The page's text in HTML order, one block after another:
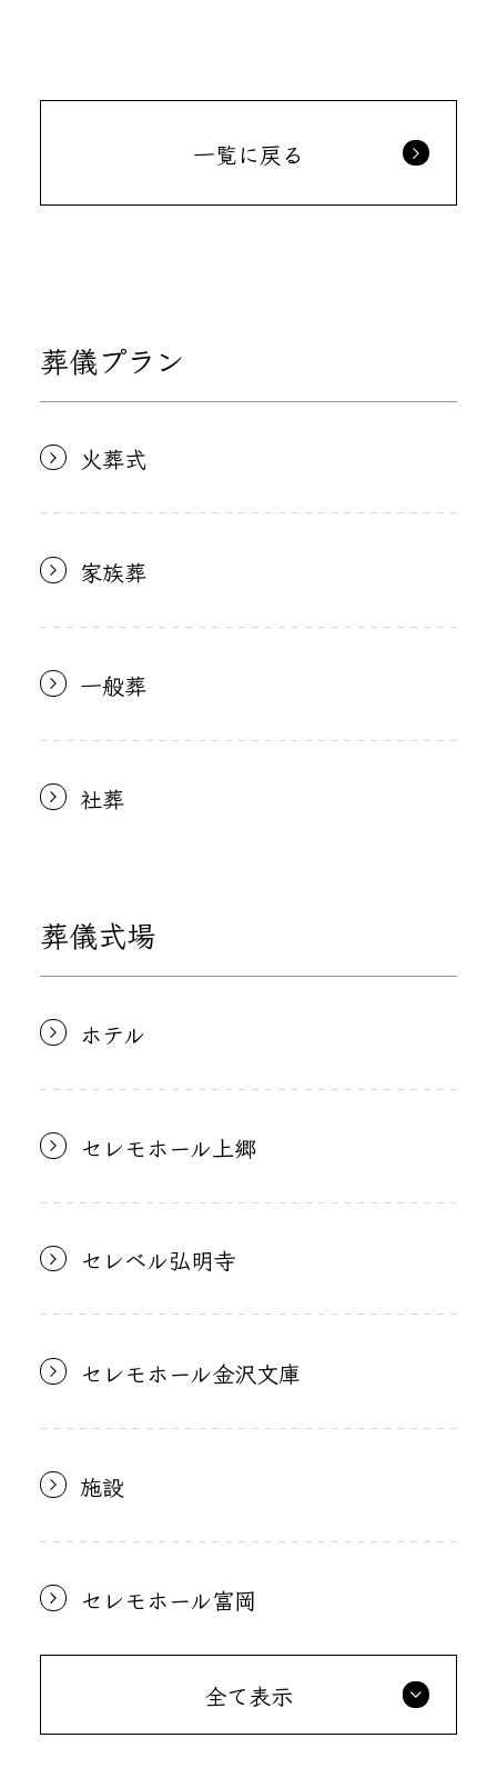
一覧に戻る
葬儀プラン
火葬式
家族葬
一般葬
社葬
葬儀式場
ホテル
セレモホール上郷
セレベル弘明寺
セレモホール金沢文庫
施設
セレモホール富岡
全て表示